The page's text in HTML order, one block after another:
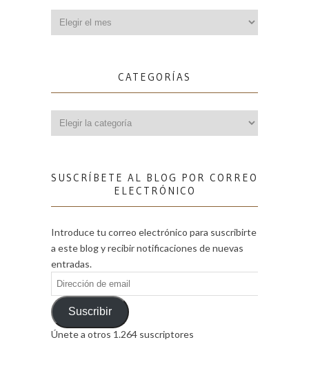
CATEGORÍAS
SUSCRÍBETE AL BLOG POR CORREO
ELECTRÓNICO
Introduce tu correo electrónico para suscribirte
a este blog y recibir notificaciones de nuevas
entradas.
Dirección
de
emailSuscribir
Únete a otros 1.264 suscriptores